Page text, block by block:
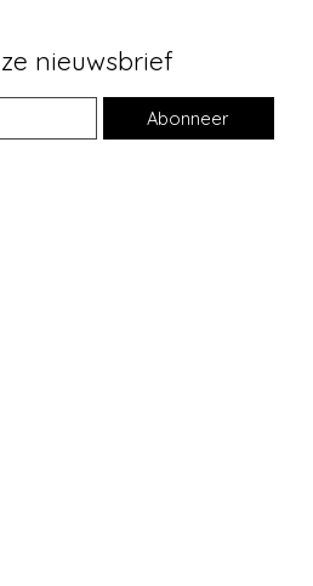
nieuwsbrief
Abonneer